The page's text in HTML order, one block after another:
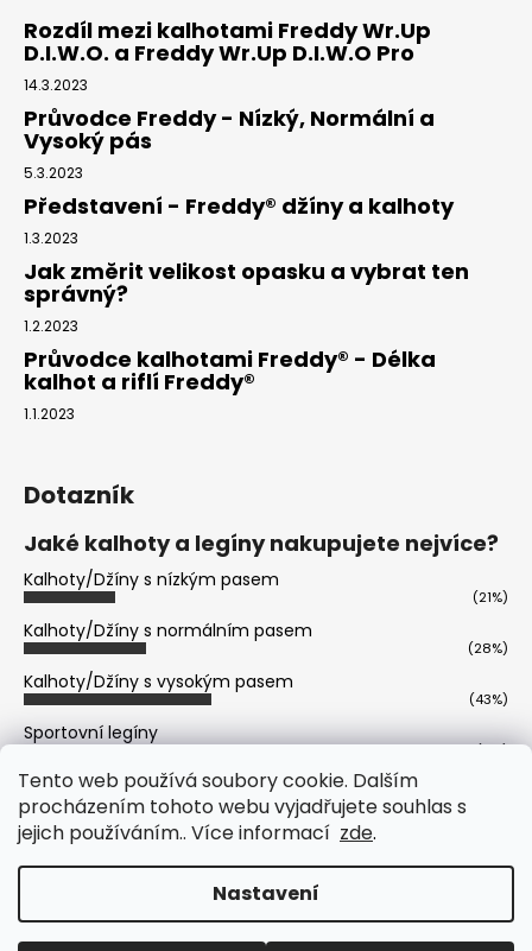
Tento web používá soubory cookie. Dalším
procházením tohoto webu vyjadřujete souhlas s
jejich používáním.. Více informací zde.
Nastavení
Rozdíl mezi kalhotami Freddy Wr.Up
D.I.W.O. a Freddy Wr.Up D.I.W.O Pro
14.3.2023
Průvodce Freddy - Nízký, Normální a
Vysoký pás
5.3.2023
Představení - Freddy® džíny a kalhoty
1.3.2023
Jak změrit velikost opasku a vybrat ten
správný?
1.2.2023
Průvodce kalhotami Freddy® - Délka
kalhot a riflí Freddy®
1.1.2023
Dotazník
Jaké kalhoty a legíny nakupujete nejvíce?
Kalhoty/Džíny s nízkým pasem
(21%)
Kalhoty/Džíny s normálním pasem
(28%)
Kalhoty/Džíny s vysokým pasem
(43%)
Sportovní legíny
(6%)
Volnočasové legíny
Počet hlasů:402
Vytvořil Shoptet
Copyright 2026Prémiová Italská Móda - Freddy,